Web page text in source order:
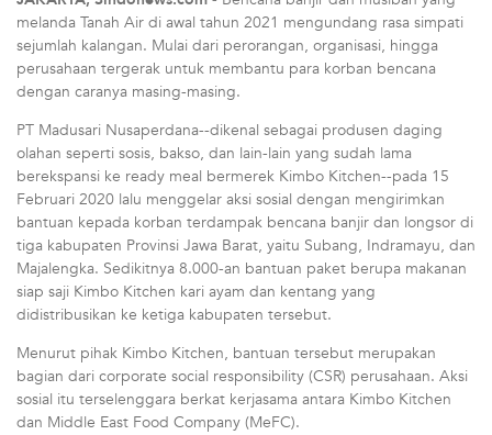
melanda Tanah Air di awal tahun 2021 mengundang rasa simpati
sejumlah kalangan. Mulai dari perorangan, organisasi, hingga
perusahaan tergerak untuk membantu para korban bencana
dengan caranya masing-masing.
PT Madusari Nusaperdana--dikenal sebagai produsen daging
olahan seperti sosis, bakso, dan lain-lain yang sudah lama
berekspansi ke ready meal bermerek Kimbo Kitchen--pada 15
Februari 2020 lalu menggelar aksi sosial dengan mengirimkan
bantuan kepada korban terdampak bencana banjir dan longsor di
tiga kabupaten Provinsi Jawa Barat, yaitu Subang, Indramayu, dan
Majalengka. Sedikitnya 8.000-an bantuan paket berupa makanan
siap saji Kimbo Kitchen kari ayam dan kentang yang
didistribusikan ke ketiga kabupaten tersebut.
Menurut pihak Kimbo Kitchen, bantuan tersebut merupakan
bagian dari corporate social responsibility (CSR) perusahaan. Aksi
sosial itu terselenggara berkat kerjasama antara Kimbo Kitchen
dan Middle East Food Company (MeFC).